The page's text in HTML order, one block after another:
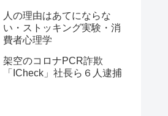
人の理由はあてにならな
い・ストッキング実験・消
費者心理学
架空のコロナPCR詐欺
「ICheck」社長ら６人逮捕